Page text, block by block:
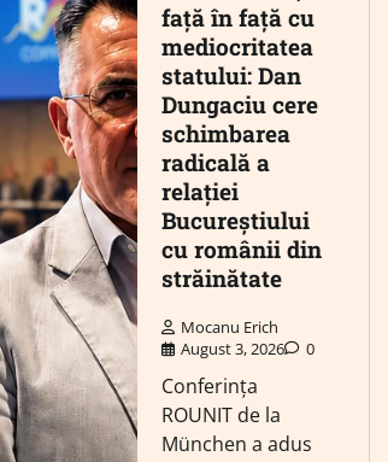
față în față cu
mediocritatea
statului: Dan
Dungaciu cere
schimbarea
radicală a
relației
Bucureștiului
cu românii din
străinătate
Mocanu Erich
August 3, 2026
0
Conferința
ROUNIT de la
München a adus